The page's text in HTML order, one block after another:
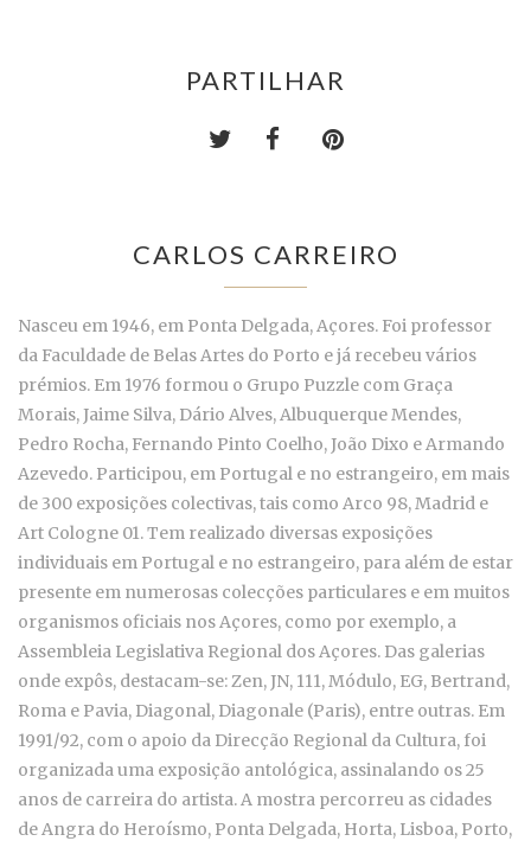
PARTILHAR
CARLOS CARREIRO
Nasceu em 1946, em Ponta Delgada, Açores. Foi professor
da Faculdade de Belas Artes do Porto e já recebeu vários
prémios. Em 1976 formou o Grupo Puzzle com Graça
Morais, Jaime Silva, Dário Alves, Albuquerque Mendes,
Pedro Rocha, Fernando Pinto Coelho, João Dixo e Armando
Azevedo. Participou, em Portugal e no estrangeiro, em mais
de 300 exposições colectivas, tais como Arco 98, Madrid e
Art Cologne 01. Tem realizado diversas exposições
individuais em Portugal e no estrangeiro, para além de estar
presente em numerosas colecções particulares e em muitos
organismos oficiais nos Açores, como por exemplo, a
Assembleia Legislativa Regional dos Açores. Das galerias
onde expôs, destacam-se: Zen, JN, 111, Módulo, EG, Bertrand,
Roma e Pavia, Diagonal, Diagonale (Paris), entre outras. Em
1991/92, com o apoio da Direcção Regional da Cultura, foi
organizada uma exposição antológica, assinalando os 25
anos de carreira do artista. A mostra percorreu as cidades
de Angra do Heroísmo, Ponta Delgada, Horta, Lisboa, Porto,